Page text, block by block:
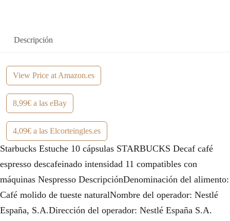
Descripción
View Price at Amazon.es
8,99€ a las eBay
4,09€ a las Elcorteingles.es
Starbucks Estuche 10 cápsulas STARBUCKS Decaf café
espresso descafeinado intensidad 11 compatibles con
máquinas Nespresso DescripciónDenominación del alimento:
Café molido de tueste naturalNombre del operador: Nestlé
España, S.A.Dirección del operador: Nestlé España S.A.